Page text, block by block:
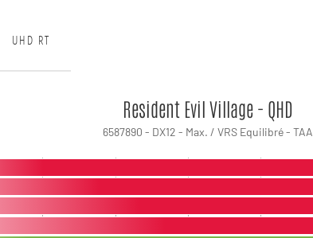
UHD RT
Resident Evil Village - QHD
6587890 - DX12 - Max. / VRS Equilibré - TAA